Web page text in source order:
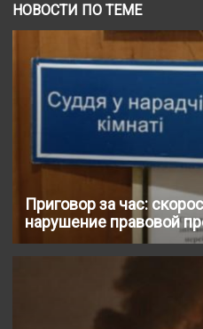
НОВОСТИ ПО ТЕМЕ
Приговор за час:
нарушение правовой